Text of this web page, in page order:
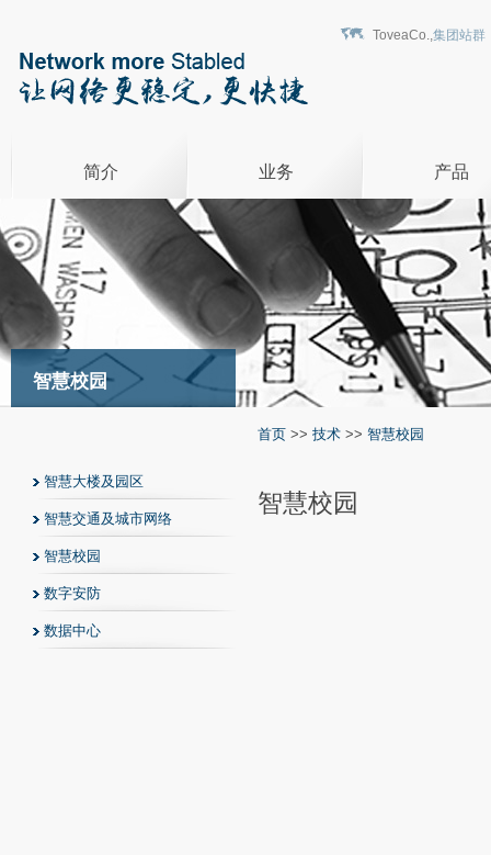
ToveaCo., 集团站群
简介 业务 产品
智慧校园
智慧大楼及园区
智慧交通及城市网络
智慧校园
数字安防
数据中心
首页 >> 技术 >> 智慧校园
智慧校园